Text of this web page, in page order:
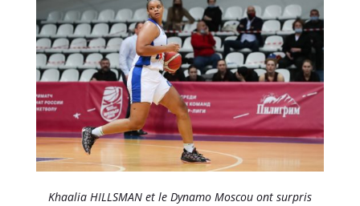
Khaalia HILLSMAN et le Dynamo Moscou ont surpris